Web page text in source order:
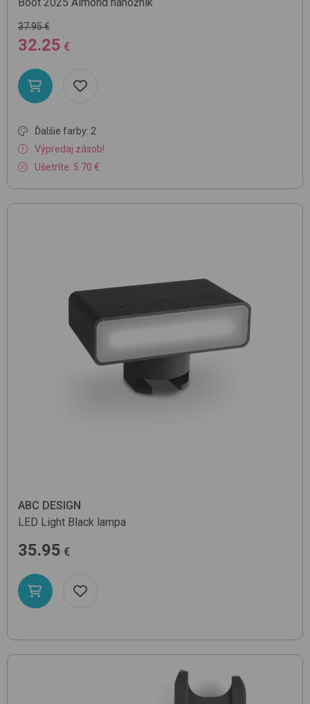
37.95 €
32.25 €
Ďalšie farby: 2
Výpredaj zásob!
Ušetríte: 5.70 €
ABC DESIGN
LED Light Black lampa
35.95 €